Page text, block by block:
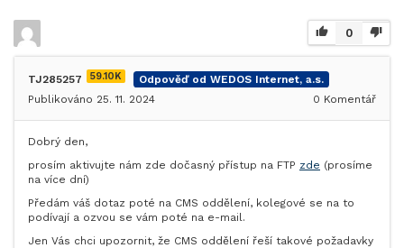
0
TJ285257 59.10K
Odpověď od WEDOS Internet, a.s.
Publikováno 25. 11. 2024
0 Komentář
Dobrý den,
prosím aktivujte nám zde dočasný přístup na FTP zde (prosíme
na více dní)
Předám váš dotaz poté na CMS oddělení, kolegové se na to
podívají a ozvou se vám poté na e-mail.
Jen Vás chci upozornit, že CMS oddělení řeší takové požadavky